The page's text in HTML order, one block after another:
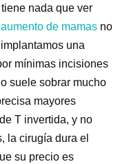
tiene nada que ver
aumento de mamas no
una
mínimas incisiones
suele sobrar mucho
mayores
T invertida, y no
la cirugía dura el
su precio es